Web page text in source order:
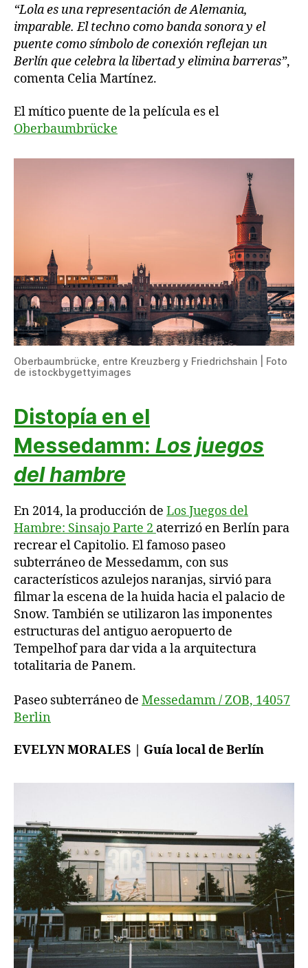
“Lola es una representación de Alemania,
imparable. El techno como banda sonora y el
puente como símbolo de conexión reflejan un
Berlín que celebra la libertad y elimina barreras”,
comenta Celia Martínez.
El mítico puente de la película es el
Oberbaumbrücke
Oberbaumbrücke, entre Kreuzberg y Friedrichshain | Foto
de istockbygettyimages
Distopía en el
Messedamm: Los juegos
del hambre
En 2014, la producción de Los Juegos del
Hambre: Sinsajo Parte 2 aterrizó en Berlín para
recrear el Capitolio. El famoso paseo
subterráneo de Messedamm, con sus
característicos azulejos naranjas, sirvió para
filmar la escena de la huida hacia el palacio de
Snow. También se utilizaron las imponentes
estructuras del antiguo aeropuerto de
Tempelhof para dar vida a la arquitectura
totalitaria de Panem.
Paseo subterráneo de Messedamm / ZOB, 14057
Berlin
EVELYN MORALES | Guía local de Berlín